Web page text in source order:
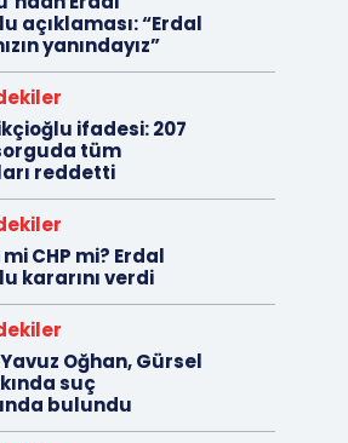
açıklaması: “Erdal
yanındayız”
ifadesi: 207
tüm
reddetti
CHP mi? Erdal
kararını verdi
Oğhan, Gürsel
suç
bulundu